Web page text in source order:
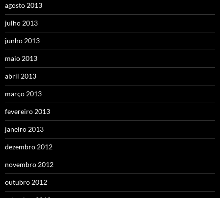
agosto 2013
julho 2013
junho 2013
maio 2013
abril 2013
março 2013
fevereiro 2013
janeiro 2013
dezembro 2012
novembro 2012
outubro 2012